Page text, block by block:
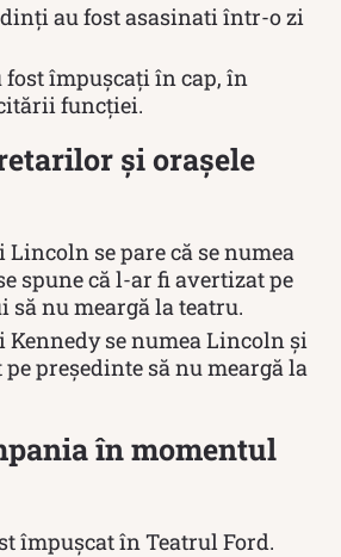
au fost asasinati într-o zi
fost împușcați în cap, în
funcției.
și orașele
Lincoln se pare că se numea
spune că l-ar fi avertizat pe
să nu meargă la teatru.
Kennedy se numea Lincoln și
președinte să nu meargă la
în momentul
împușcat în Teatrul Ford.